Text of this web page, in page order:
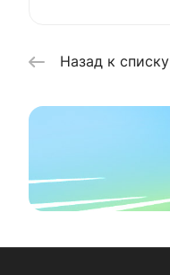
Назад к списку